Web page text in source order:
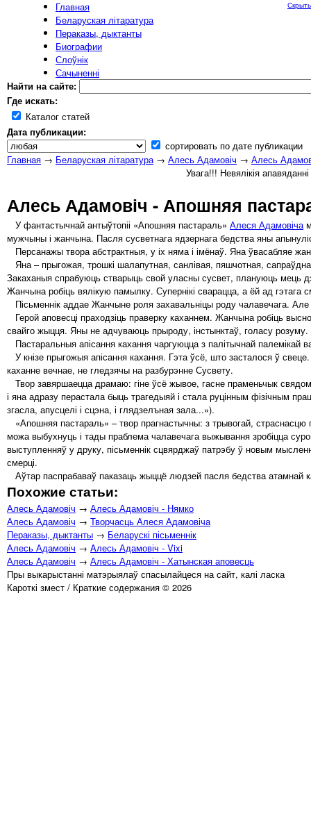
Главная
Беларуская літаратура
Пераказы, дыктанты
Биографии
Слоўнік
Сачыненні
Найти на сайте:
Где искать:
Каталог статей
Дата публикации:
сортировать по дате публикации
Скрыть
Главная → Беларуская літаратура→ Алесь Адамовіч → Алесь
Увага!!! Невялікія
Алесь Адамовіч - Апошняя
У фантастычнай антыўтопіі «Апошняя пастараль» Алеся Адамовіча
мужчыны і жанчына. Пасля сусветнага ядзернага бедства яны
Персанажы твора абстрактныя, у іх няма і імёнаў. Яна ўвасабляе
Яна – прыгожая, трошкі шалапутная, санлівая, пяшчотная,
Закаханыя спрабуюць стварыць свой уласны сусвет, плануюць мець
Жанчына робіць вялікую памылку. Супернікі сварацца, а ёй ад
Пісьменнік аддае Жанчыне роля захавальніцы роду чалавечага.
Герой аповесці праходзіць праверку каханнем. Жанчына робіць
свайго жыцця. Яны не адчуваюць прыроду, інстынктаў, голасу розуму.
Пастаральныя апісання кахання чаргуюцца з палітычнай палемікай
У кнізе прыгожыя апісання кахання. Гэта ўсё, што засталося ў
каханне вечнае, не гледзячы на разбурэнне Сусвету.
Твор завяршаецца драмаю: гіне ўсё жывое, гасне праменьчык
і яна адразу перастала быць трагедыяй і стала руцінным фізічным
згасла, апусцелі і сцэна, і глядзелъная зала...»).
«Апошняя пастараль» – твор прагнастычны: з трывогай,
можа выбухнуць і тады праблема чалавечага выжывання зробіцца
выступленняў у друку, пісьменнік сцвярджаў патрэбу ў новым
смерці.
Аўтар паспрабаваў паказаць жыццё людзей пасля бедства
Похожие статьи:
Алесь Адамовіч → Алесь Адамовіч - Нямко
Алесь Адамовіч → Творчасць Алеся Адамовіча
Пераказы, дыктанты → Беларускі пісьменнік
Алесь Адамовіч → Aлесь Адамовіч - Vixi
Алесь Адамовіч → Алесь Адамовіч - Хатынская аповесць
Пры выкарыстанні матэрыялаў спасылайцеся на сайт, калі ласка
Кароткі змест / Краткие содержания © 2026